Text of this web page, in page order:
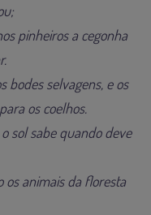
pinheiros a cegonha
bodes selvagens, e os
os coelhos.
sol sabe quando deve
os animais da floresta